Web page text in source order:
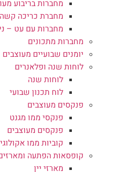
מחברות בריבוע
מחברת כריכה
מחברות עם עט –
מחברות מתכונים
יומנים שבועיים מעוצבים
לוחות שנה ופלאנרים
לוחות שנה
לוח תכנון שבועי
פנקסים מעוצבים
פנקסי ממו מגנט
פנקסים מעוצבים
קוביות ממו
קופסאות הפתעה ומארזים
מארזי יין